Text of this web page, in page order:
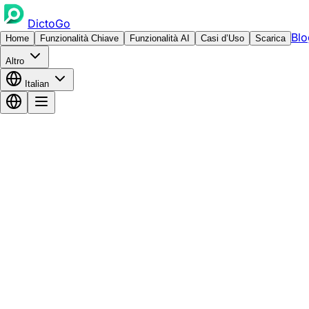
DictoGo
Home Funzionalità Chiave Funzionalità AI Casi d’Uso Scarica
Altro
Italian